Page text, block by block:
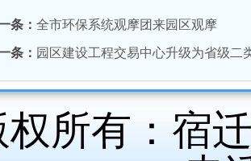
条： 全市环保系统观摩团来园区观摩
条： 园区建设工程交易中心升级为省级二
权所有：宿